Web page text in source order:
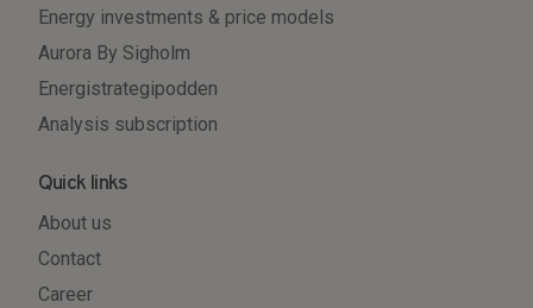
Energy investments & price models
Aurora By Sigholm
Energistrategipodden
Analysis subscription
Quick links
About us
Contact
Career